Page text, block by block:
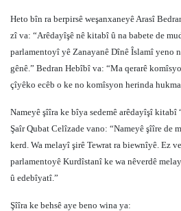
Heto bîn ra berpirsê weşanxaneyê Arasî
zî va: “Arêdayîşê nê kitabî û na babete de
parlamentoyî yê Zanayanê Dînê Îslamî yeno
gênê.” Bedran Hebîbî va: “Ma qerarê
çîyêko ecêb o ke no komîsyon herinda
Nameyê şîîra ke bîya sedemê arêdayîşî kitabî
Şaîr Qubat Celîzade vano: “Nameyê şîîre de
kerd. Wa melayî şirê Tewrat ra biewnîyê. Ez
parlamentoyê Kurdîstanî ke wa nêverdê
û edebîyatî.”
Şîîra ke behsê aye beno wina ya: